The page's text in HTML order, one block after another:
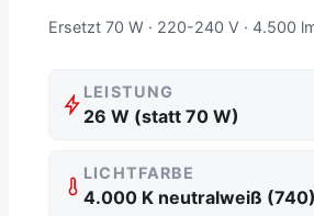
Ersetzt 70 W · 220-240 V · 4.500
LEISTUNG
26 W (statt 70 W)
LICHTFARBE
4.000 K neutralweiß (740)